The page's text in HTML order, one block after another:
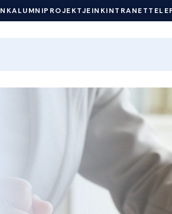
ALUMNIPROJEKTJEINKINTRANET